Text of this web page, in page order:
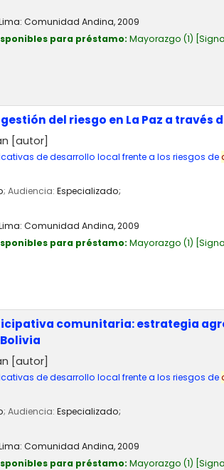
Comunidad Andina,2009
para préstamo: Mayorazgo (1)
del riesgo en La Paz a través
[autor]
de desarrollo local frente a los riesgos de
; Audiencia: Especializado;
Comunidad Andina,2009
para préstamo: Mayorazgo (1)
comunitaria: estrategia
[autor]
de desarrollo local frente a los riesgos de
; Audiencia: Especializado;
Comunidad Andina,2009
para préstamo: Mayorazgo (1)